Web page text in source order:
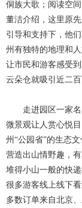
侗族大歌；阅读空
董洁介绍，这里原
引导和支持下，他
州有独特的地理和
让市民和游客感受
云朵仓就吸引近二百
走进园区一家名
微景观让人赏心悦
州“公园省”的生态
营造出山情野趣，
堆得小山一般的快
很多游客线上线下
多数订单来自北京